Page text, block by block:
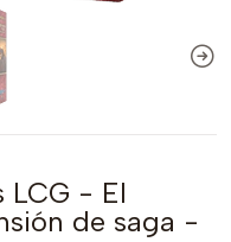
LCG - El
de saga -